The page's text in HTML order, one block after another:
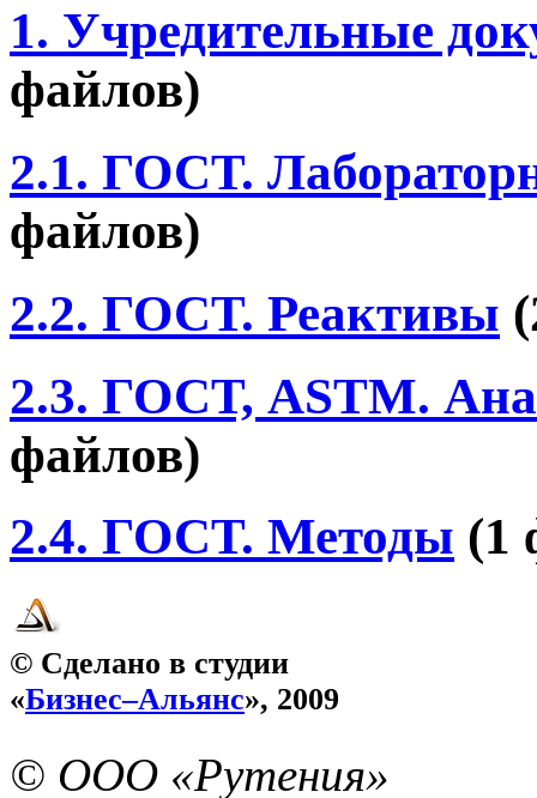
1. Учредительные
файлов)
2.1. ГОСТ.
файлов)
2.2. ГОСТ. Реактивы
2.3. ГОСТ, ASTM.
файлов)
2.4. ГОСТ. Методы (1
© Сделано в студии
«Бизнес–Альянс», 2009
© ООО «Рутения»